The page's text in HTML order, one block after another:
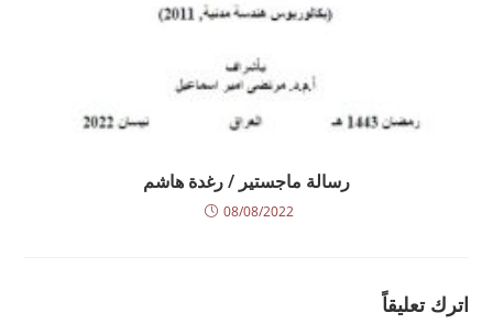
رسالة ماجستير / رغدة هاشم
08/08/2022
اترك تعليقاً